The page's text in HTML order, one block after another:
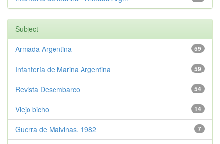
Subject
59
Armada Argentina
59
Infantería de Marina Argentina
54
Revista Desembarco
14
Viejo bicho
7
Guerra de Malvinas. 1982